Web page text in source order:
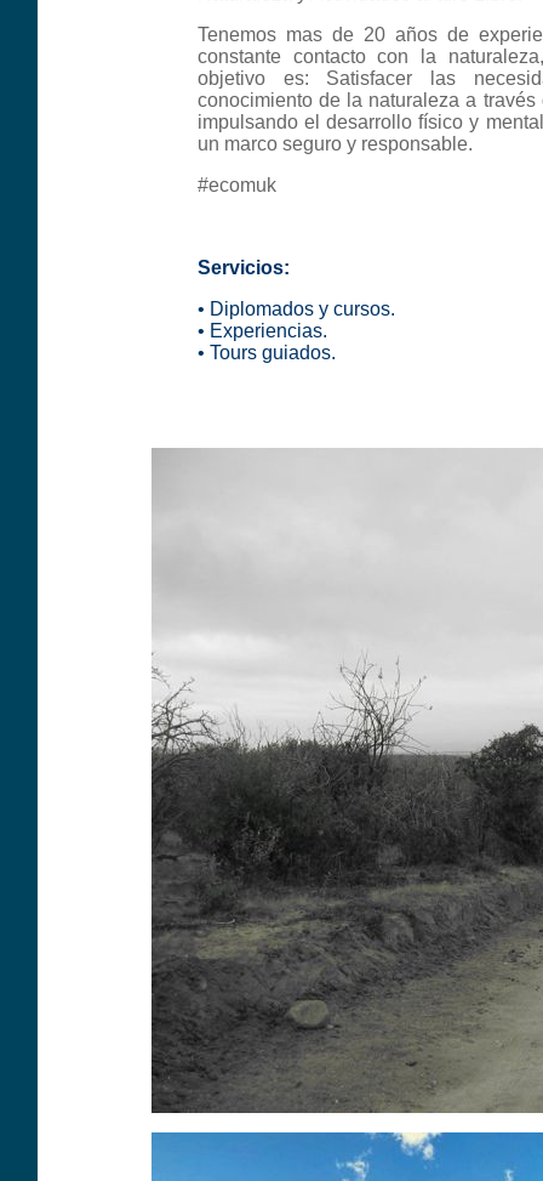
Tenemos mas de 20 años de
constante contacto con la
objetivo es: Satisfacer las
conocimiento de la naturaleza a
impulsando el desarrollo físico y
un marco seguro y responsable.
#ecomuk
Servicios:
• Diplomados y cursos.
• Experiencias.
• Tours guiados.